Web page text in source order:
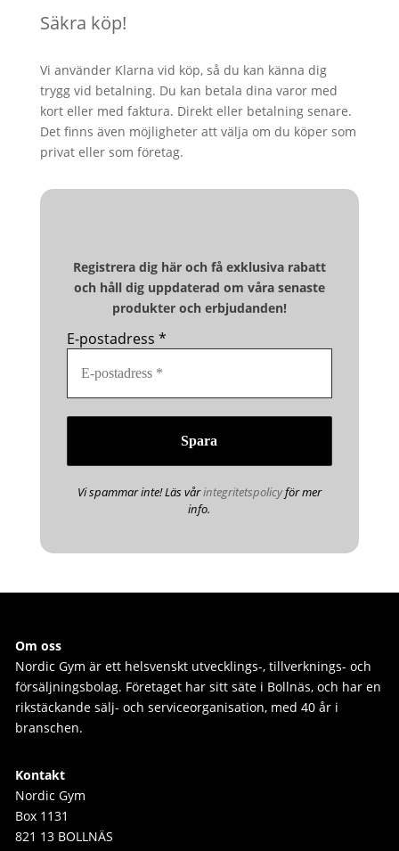
Säkra köp!
Vi använder Klarna vid köp, så du kan känna dig
trygg vid betalning. Du kan betala dina varor med
kort eller med faktura. Direkt eller betalning senare.
Det finns även möjligheter att välja om du köper som
privat eller som företag.
Registrera dig här och få exklusiva rabatt
och håll dig uppdaterad om våra senaste
produkter och erbjudanden!
E-postadress *
Vi spammar inte! Läs vårintegritetspolicyför mer
info.
Om oss
Nordic Gym är ett helsvenskt utvecklings-, tillverknings- och
försäljningsbolag. Företaget har sitt säte i Bollnäs, och har en
rikstäckande sälj- och serviceorganisation, med 40 år i
branschen.
Kontakt
Nordic Gym
Box 1131
821 13 BOLLNÄS